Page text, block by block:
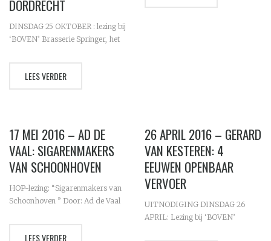
DORDRECHT
DINSDAG 25 OKTOBER : lezing bij
‘BOVEN’ Brasserie Springer, het
(vrijblijvend) mogelijkheid om een
LEES VERDER
17 MEI 2016 – AD DE
VAAL: SIGARENMAKERS
VAN SCHOONHOVEN
HOP-lezing: “Sigarenmakers van
Schoonhoven ” Door: Ad de Vaal
Schoonhoven Toegang gratis.
LEES VERDER
26 APRIL 2016 – GERARD
VAN KESTEREN: 4
EEUWEN OPENBAAR
VERVOER
UITNODIGING DINSDAG 26
APRIL: Lezing bij ‘BOVEN’